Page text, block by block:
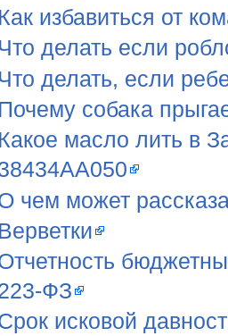
Как избавиться от
Что делать если
Что делать, если
Почему собака
Какое масло лить в
чем может
Верветки
ФЗ
исковой